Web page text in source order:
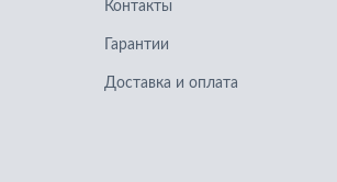
Гарантии
Доставка и оплата